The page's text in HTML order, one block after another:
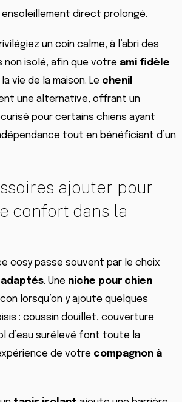
ensoleillement direct prolongé.
un coin calme, à l’abri des
non isolé, afin que votre ami fidèle
vie de la maison. Le chenil
une alternative, offrant un
pour certains chiens ayant
tout en bénéficiant d’un
ajouter pour
confort dans la
cosy passe souvent par le choix
. Une niche pour chien
lorsqu’on y ajoute quelques
: coussin douillet, couverture
d’eau surélevé font toute la
de votre compagnon à